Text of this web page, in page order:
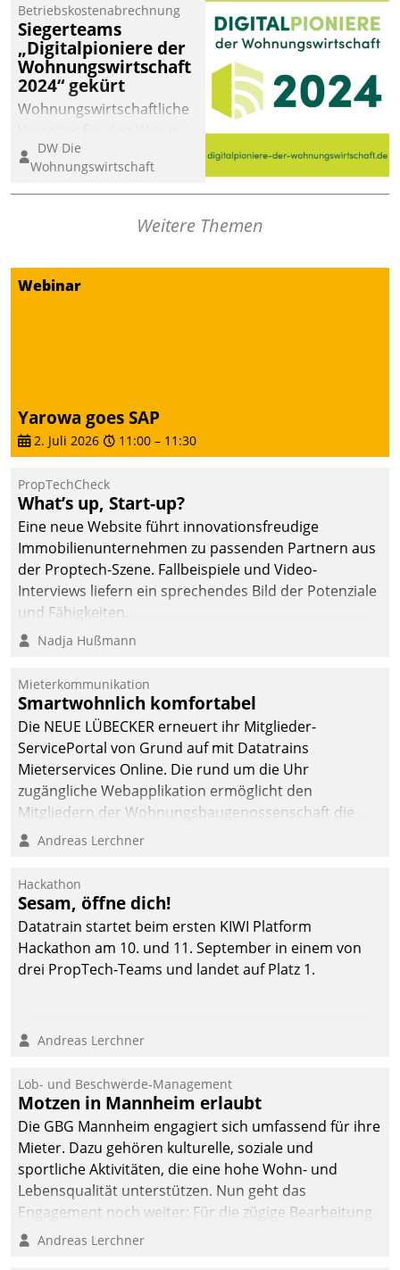
Betriebskostenabrechnung
Siegerteams
„Digitalpioniere der
Wohnungswirtschaft
2024“ gekürt
Wohnungswirtschaftliche
eine digitale Zukunft zu
finden, ist das Ziel des
Awards „Digitalpioniere
Wohnungswirtschaft“.
dafür ein Team
DW Die
Wohnungswirtschaft
Weitere Themen
Webinar
Yarowa goes SAP
2. Juli 2026 11:00 – 11:30
PropTechCheck
What’s up, Start-up?
Eine neue Website führt innovationsfreudige
Immobilienunternehmen zu passenden Partnern aus
der Proptech-Szene. Fallbeispiele und Video-
Interviews liefern ein sprechendes Bild der Potenziale
und Fähigkeiten.
Nadja Hußmann
Mieterkommunikation
Smartwohnlich komfortabel
Die NEUE LÜBECKER erneuert ihr Mitglieder-
ServicePortal von Grund auf mit Datatrains
Mieterservices Online. Die rund um die Uhr
zugängliche Webapplikation ermöglicht den
Mitgliedern der Wohnungs­bau­genossenschaft die
Kontaktaufnahme per Smartphone, Tablet oder PC.
Andreas Lerchner
Hackathon
Sesam, öffne dich!
Datatrain startet beim ersten KIWI Platform
Hackathon am 10. und 11. September in einem von
drei PropTech-Teams und landet auf Platz 1.
Andreas Lerchner
Lob- und Beschwerde-Management
Motzen in Mannheim erlaubt
Die GBG Mannheim engagiert sich umfassend für ihre
Mieter. Dazu gehören kulturelle, soziale und
sportliche Aktivitäten, die eine hohe Wohn- und
Lebensqualität unterstützen. Nun geht das
Engagement noch weiter: Für die zügige Bearbeitung
von Beschwerden – oder Lob – richtet das
Andreas Lerchner